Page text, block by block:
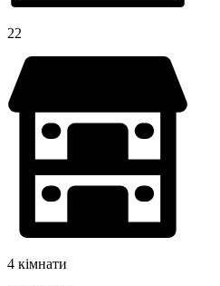
22
4 кімнати